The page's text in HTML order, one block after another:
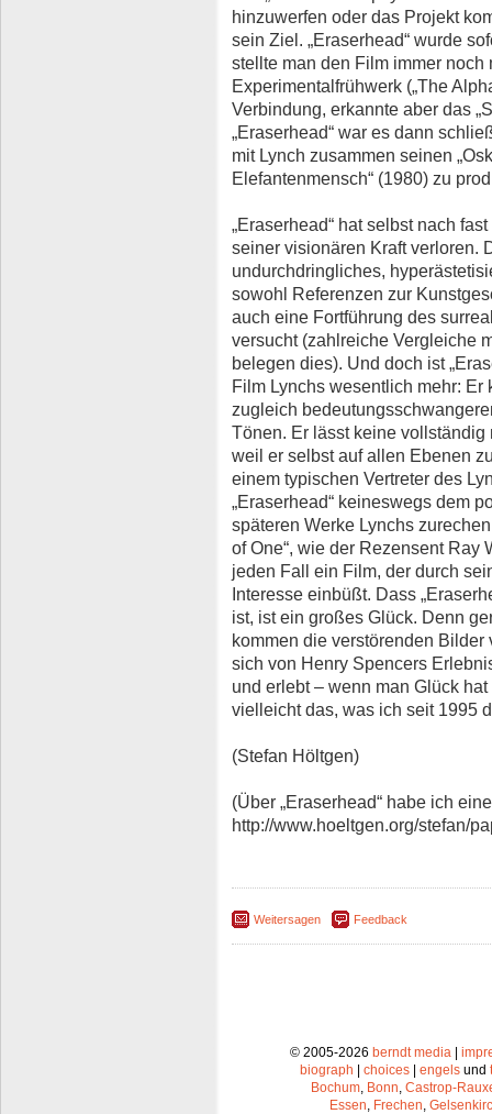
hinzuwerfen oder das Projekt
sein Ziel. „Eraserhead“ wurde
stellte man den Film immer
Experimentalfrühwerk („The
Verbindung, erkannte aber das
„Eraserhead“ war es dann
mit Lynch zusammen seinen
Elefantenmensch“ (1980) zu
„Eraserhead“ hat selbst nach
seiner visionären Kraft verloren.
undurchdringliches,
sowohl Referenzen zur
auch eine Fortführung des
versucht (zahlreiche Vergleiche
belegen dies). Und doch ist
Film Lynchs wesentlich mehr: Er
zugleich
Tönen. Er lässt keine
weil er selbst auf allen Ebenen
einem typischen Vertreter des
„Eraserhead“ keineswegs dem
späteren Werke Lynchs
of One“, wie der Rezensent Ray
jeden Fall ein Film, der durch
Interesse einbüßt. Dass
ist, ist ein großes Glück. Denn
kommen die verstörenden
sich von Henry Spencers
und erlebt – wenn man Glück
vielleicht das, was ich seit 1995
(Stefan Höltgen)
(Über „Eraserhead“ habe ich
http://www.hoeltgen.org/stefan/
Weitersagen Feedback
© 2005-2026 berndt media|
biograph
choices engels und
Bochum, Bonn, Castrop-
Essen, Frechen,